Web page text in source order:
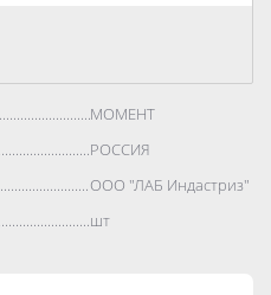
МОМЕНТ
РОССИЯ
ООО "ЛАБ Индастриз"
шт